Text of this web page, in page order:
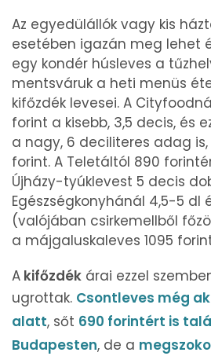
Az egyedülállók vagy kis
esetében igazán meg lehet
egy kondér húsleves a
mentsváruk a heti menüs
kifőzdék levesei. A
forint a kisebb, 3,5 decis, és
a nagy, 6 deciliteres adag
forint. A Teletáltól 890
Újházy-tyúklevest 5 decis
Egészségkonyhánál 4,5-5 dl
(valójában csirkemellből
a májgaluskaleves 1095
A kifőzdék árai ezzel
ugrottak. Csontleves még
alatt, sőt 690 forintért is
Budapesten, de a